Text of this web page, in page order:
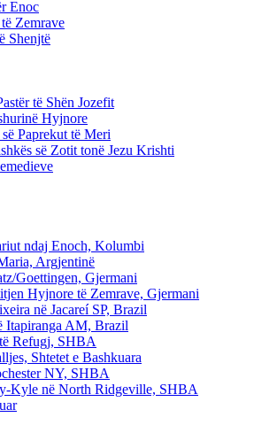
Enoc
Zemrave
Shenjtë
të Shën Jozefit
Hyjnore
Paprekut të Meri
së Zotit tonë Jezu Krishti
ndaj Enoch, Kolumbi
Argjentinë
Goettingen, Gjermani
Hyjnore të Zemrave, Gjermani
në Jacareí SP, Brazil
Itapiranga AM, Brazil
Refugj, SHBA
Shtetet e Bashkuara
NY, SHBA
Kyle në North Ridgeville, SHBA